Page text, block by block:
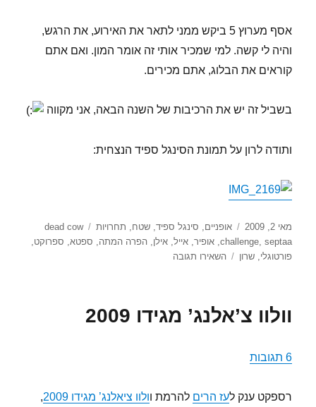
אסף מערוץ 5 ביקש ממני לתאר את האירוע, את הרגש,
והיה לי קשה. למי שמכיר אותי זה אומר המון. ואם אתם
קוראים את הבלוג, אתם מכירים.
בשביל זה יש את הרכיבות של השנה הבאה, אני מקווה
ותודה לרון על תמונת הסינגל ספיד הנצחית:
פורסם
בתאריך
מאי 2, 2009 קטגוריות
אופניים סינגל ספיד ,שטח תחרויות תגיות
dead cow
challenge, septaa
,אופיר ,אייל ,אילן ,הפרה המתה ספטא ספרוקט
פורטוגלי ,שרון השאירו תגובה
–
וולוו צ’אלנג’ מגידו 2009
6 תגובות
רספקט ענק לעז הרים להרמת וולוו ציאלנג’ מגידו 2009
,